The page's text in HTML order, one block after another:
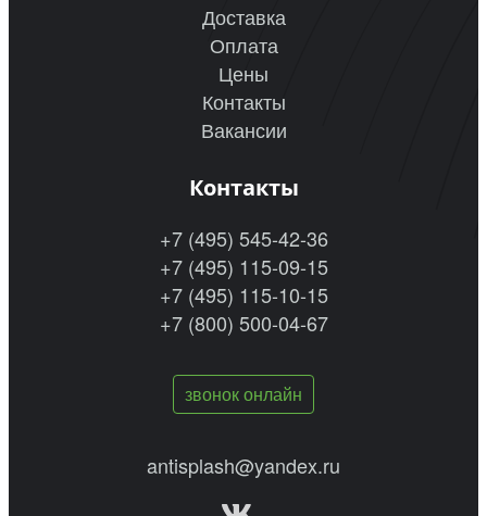
Доставка
Оплата
Цены
Контакты
Вакансии
Контакты
+7 (495) 545-42-36
+7 (495) 115-09-15
+7 (495) 115-10-15
+7 (800) 500-04-67
звонок онлайн
antisplash@yandex.ru